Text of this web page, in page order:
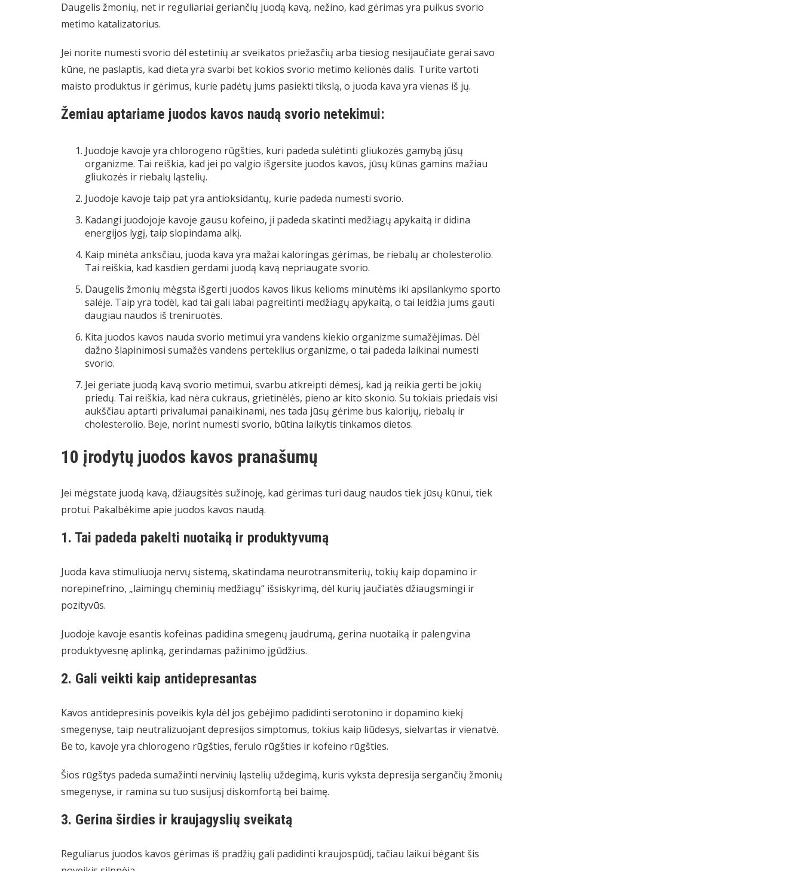
Daugelis žmonių, net ir reguliariai geriančių juodą kavą, nežino, kad gėrimas yra puikus svorio
metimo katalizatorius.
Jei norite numesti svorio dėl estetinių ar sveikatos priežasčių arba tiesiog nesijaučiate gerai savo
kūne, ne paslaptis, kad dieta yra svarbi bet kokios svorio metimo kelionės dalis. Turite vartoti
maisto produktus ir gėrimus, kurie padėtų jums pasiekti tikslą, o juoda kava yra vienas iš jų.
Žemiau aptariame juodos kavos naudą svorio netekimui:
Juodoje kavoje yra chlorogeno rūgšties, kuri padeda sulėtinti gliukozės gamybą jūsų
organizme. Tai reiškia, kad jei po valgio išgersite juodos kavos, jūsų kūnas gamins mažiau
gliukozės ir riebalų ląstelių.
Juodoje kavoje taip pat yra antioksidantų, kurie padeda numesti svorio.
Kadangi juodojoje kavoje gausu kofeino, ji padeda skatinti medžiagų apykaitą ir didina
energijos lygį, taip slopindama alkį.
Kaip minėta anksčiau, juoda kava yra mažai kaloringas gėrimas, be riebalų ar cholesterolio.
Tai reiškia, kad kasdien gerdami juodą kavą nepriaugate svorio.
Daugelis žmonių mėgsta išgerti juodos kavos likus kelioms minutėms iki apsilankymo sporto
salėje. Taip yra todėl, kad tai gali labai pagreitinti medžiagų apykaitą, o tai leidžia jums gauti
daugiau naudos iš treniruotės.
Kita juodos kavos nauda svorio metimui yra vandens kiekio organizme sumažėjimas. Dėl
dažno šlapinimosi sumažės vandens perteklius organizme, o tai padeda laikinai numesti
svorio.
Jei geriate juodą kavą svorio metimui, svarbu atkreipti dėmesį, kad ją reikia gerti be jokių
priedų. Tai reiškia, kad nėra cukraus, grietinėlės, pieno ar kito skonio. Su tokiais priedais visi
aukščiau aptarti privalumai panaikinami, nes tada jūsų gėrime bus kalorijų, riebalų ir
cholesterolio. Beje, norint numesti svorio, būtina laikytis tinkamos dietos.
10 įrodytų juodos kavos pranašumų
Jei mėgstate juodą kavą, džiaugsitės sužinoję, kad gėrimas turi daug naudos tiek jūsų kūnui, tiek
protui. Pakalbėkime apie juodos kavos naudą.
1. Tai padeda pakelti nuotaiką ir produktyvumą
Juoda kava stimuliuoja nervų sistemą, skatindama neurotransmiterių, tokių kaip dopamino ir
norepinefrino, „laimingų cheminių medžiagų“ išsiskyrimą, dėl kurių jaučiatės džiaugsmingi ir
pozityvūs.
Juodoje kavoje esantis kofeinas padidina smegenų jaudrumą, gerina nuotaiką ir palengvina
produktyvesnę aplinką, gerindamas pažinimo įgūdžius.
2. Gali veikti kaip antidepresantas
Kavos antidepresinis poveikis kyla dėl jos gebėjimo padidinti serotonino ir dopamino kiekį
smegenyse, taip neutralizuojant depresijos simptomus, tokius kaip liūdesys, sielvartas ir vienatvė.
Be to, kavoje yra chlorogeno rūgšties, ferulo rūgšties ir kofeino rūgšties.
Šios rūgštys padeda sumažinti nervinių ląstelių uždegimą, kuris vyksta depresija sergančių žmonių
smegenyse, ir ramina su tuo susijusį diskomfortą bei baimę.
3. Gerina širdies ir kraujagyslių sveikatą
Reguliarus juodos kavos gėrimas iš pradžių gali padidinti kraujospūdį, tačiau laikui bėgant šis